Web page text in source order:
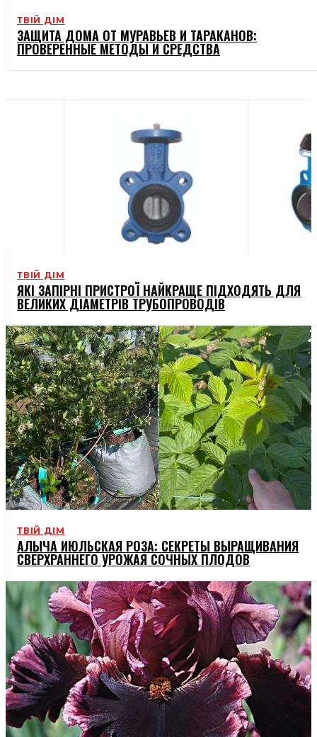
ТВІЙ ДІМ
ЗАЩИТА ДОМА ОТ МУРАВЬЕВ И ТАРАКАНОВ:
ПРОВЕРЕННЫЕ МЕТОДЫ И СРЕДСТВА
ТВІЙ ДІМ
ЯКІ ЗАПІРНІ ПРИСТРОЇ НАЙКРАЩЕ ПІДХОДЯТЬ ДЛЯ
ВЕЛИКИХ ДІАМЕТРІВ ТРУБОПРОВОДІВ
ТВІЙ ДІМ
АЛЫЧА ИЮЛЬСКАЯ РОЗА: СЕКРЕТЫ ВЫРАЩИВАНИЯ
СВЕРХРАННЕГО УРОЖАЯ СОЧНЫХ ПЛОДОВ